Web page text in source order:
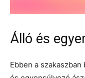
Álló és
Ebben a